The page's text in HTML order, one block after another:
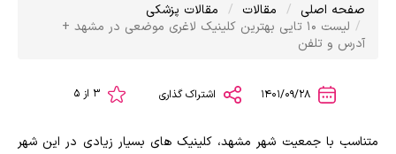
صفحه اصلی مقالات
مقالات پزشکی
لیست ۱۰ تایی بهترین کلینیک لاغری موضعی در مشهد +
آدرس و تلفن
اشتراک گذاری
متناسب با جمعیت شهر مشهد، کلینیک های بسیار زیادی در این شهر